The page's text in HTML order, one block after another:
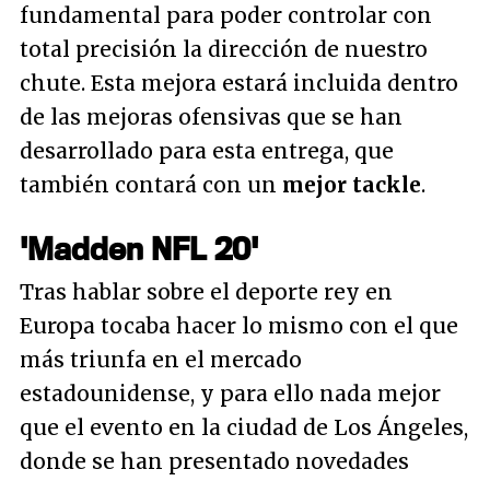
fundamental para poder controlar con
total precisión la dirección de nuestro
chute. Esta mejora estará incluida dentro
de las mejoras ofensivas que se han
desarrollado para esta entrega, que
también contará con un mejor tackle.
'Madden NFL 20'
Tras hablar sobre el deporte rey en
Europa tocaba hacer lo mismo con el que
más triunfa en el mercado
estadounidense, y para ello nada mejor
que el evento en la ciudad de Los Ángeles,
donde se han presentado novedades